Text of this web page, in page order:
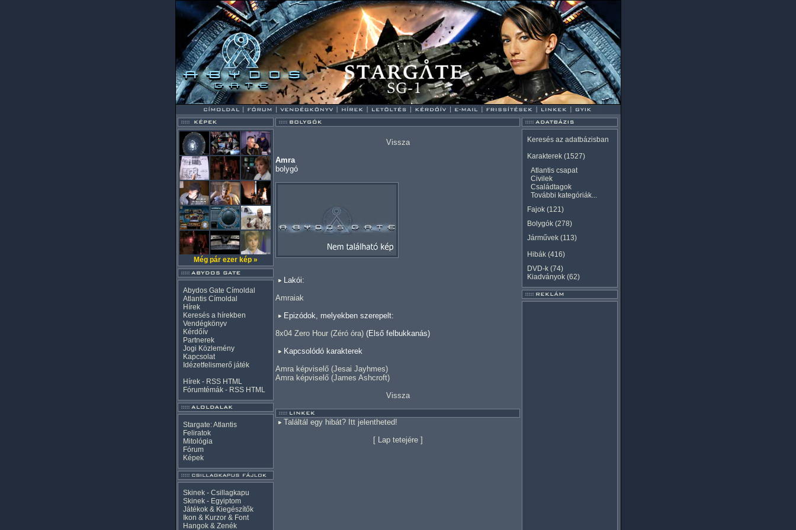
Még pár ezer kép »
Abydos Gate Címoldal
Atlantis Címoldal
Hírek
Keresés a hírekben
Vendégkönyv
Kérdőív
Partnerek
Jogi Közlemény
Kapcsolat
Idézetfelismerő játék
Hírek - RSS HTML
Fórumtémák - RSS HTML
Stargate: Atlantis
Feliratok
Mitológia
Fórum
Képek
Skinek - Csillagkapu
Skinek - Egyiptom
Játékok & Kiegészítők
Ikon & Kurzor & Font
Hangok & Zenék
Vissza
Amra
bolygó
Lakói:
Amraiak
Epizódok, melyekben szerepelt:
8x04 Zero Hour (Zéró óra) (Első felbukkanás)
Kapcsolódó karakterek
Amra képviselő (Jesai Jayhmes)
Amra képviselő (James Ashcroft)
Vissza
Találtál egy hibát? Itt jelentheted!
[ Lap tetejére]
Keresés az adatbázisban
Karakterek (1527)
Atlantis csapat
Civilek
Családtagok
További kategóriák...
Fajok (121)
Bolygók (278)
Járművek (113)
Hibák (416)
DVD-k (74)
Kiadványok (62)